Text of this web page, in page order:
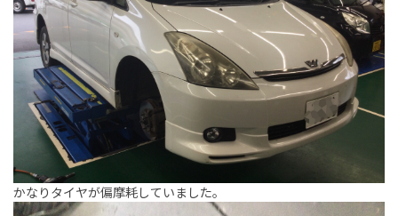
かなりタイヤが偏摩耗していました。